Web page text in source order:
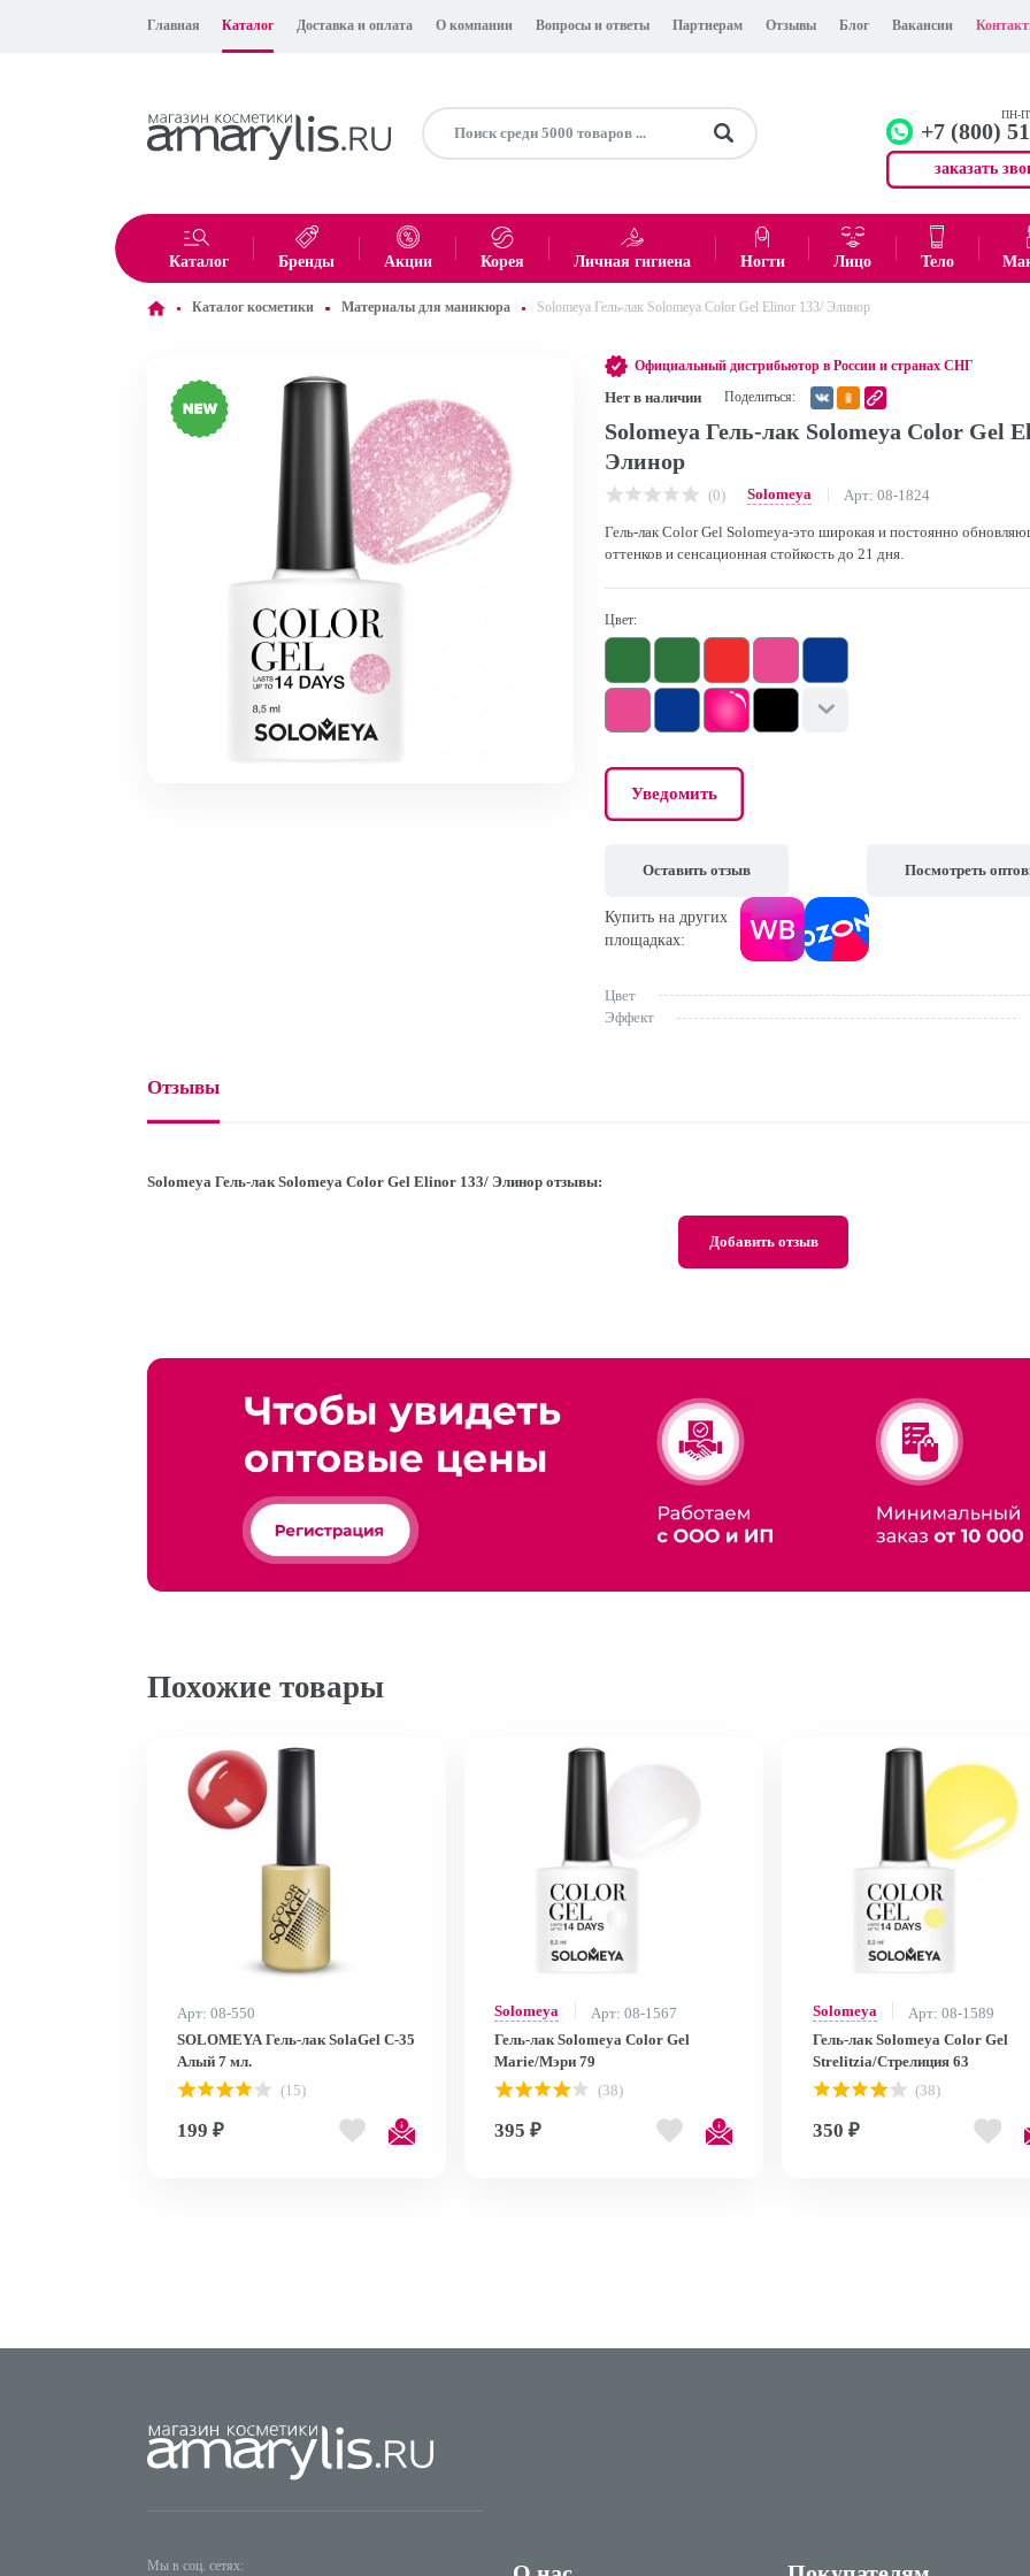
Главная Каталог Доставка и оплата О компании Вопросы и ответы Партнерам Отзывы Блог Вакансии
ПН-
+7 (800)
заказать
Офис +7 (499)
Итого:
Каталог Бренды Акции Корея Личная гигиена Ногти Лицо Тело
Каталог косметики Материалы для маникюра Solomeya Гель-лак Solomeya Color Gel Elinor 133/ Элинор
Официальный дистрибьютор в России и странах СНГ
Нет в наличии Поделиться:
Solomeya Гель-лак Solomeya Color Gel
Элинор
(0) Solomeya Арт: 08-1824
Гель-лак Color Gel Solomeya-это широкая и постоянно
оттенков и сенсационная стойкость до 21 дня.
Цвет:
Уведомить
Оставить отзыв Посмотреть
Купить на других
площадках:
Цвет
Эффект
Отзывы
Solomeya Гель-лак Solomeya Color Gel Elinor 133/ Элинор отзывы:
Добавить отзыв
Похожие товары
Арт: 08-550
SOLOMEYA Гель-лак SolaGel C-35
Алый 7 мл.
(15)
199 ₽
Solomeya
Арт: 08-1567
Гель-лак Solomeya Color Gel
Marie/Мэри 79
(38)
395 ₽
Solomeya
Арт: 08-1589
Гель-лак Solomeya Color Gel
Strelitzia/Cтрелиция 63
(38)
350 ₽
Мы в соц. сетях: